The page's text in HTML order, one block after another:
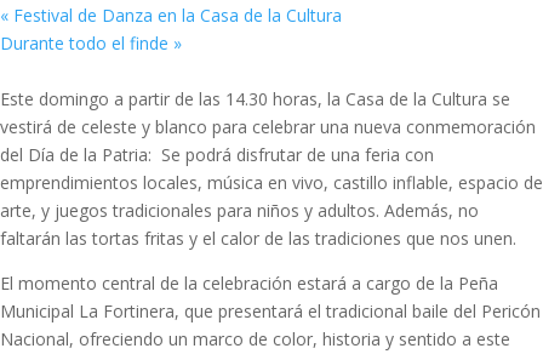
« Festival de Danza en la Casa de la Cultura
Durante todo el finde »
Este domingo a partir de las 14.30 horas, la Casa de la Cultura se
vestirá de celeste y blanco para celebrar una nueva conmemoración
del Día de la Patria: Se podrá disfrutar de una feria con
emprendimientos locales, música en vivo, castillo inflable, espacio de
arte, y juegos tradicionales para niños y adultos. Además, no
faltarán las tortas fritas y el calor de las tradiciones que nos unen.
El momento central de la celebración estará a cargo de la Peña
Municipal La Fortinera, que presentará el tradicional baile del Pericón
Nacional, ofreciendo un marco de color, historia y sentido a este